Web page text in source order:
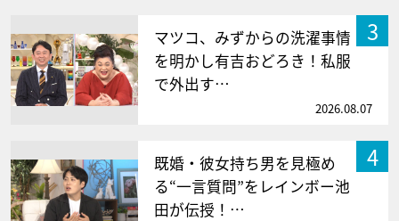
3
マツコ、みずからの洗濯事情
を明かし有吉おどろき！私服
で外出す…
2026.08.07
4
既婚・彼女持ち男を見極め
る“一言質問”をレインボー池
田が伝授！…